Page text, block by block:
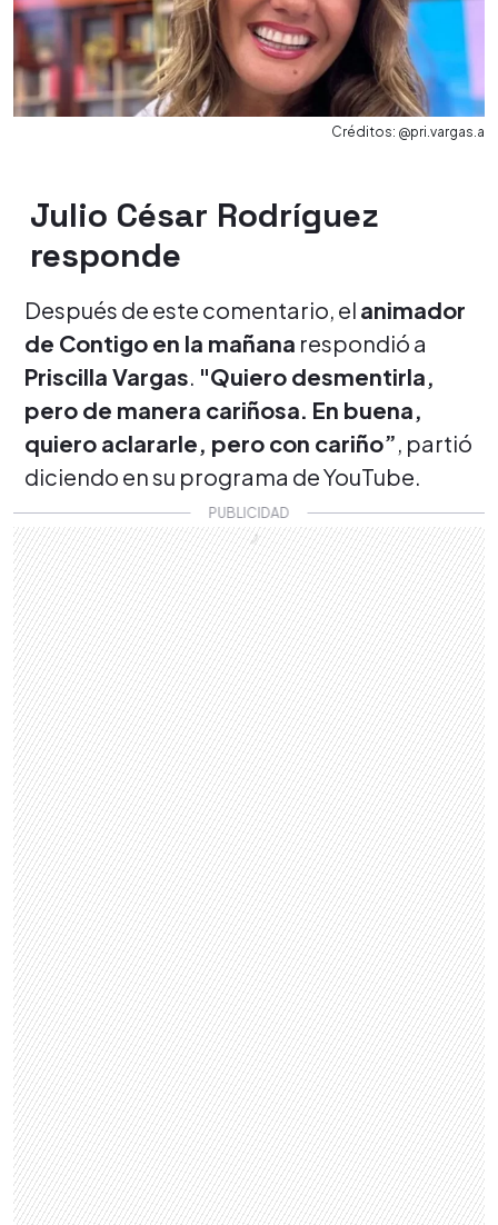
Créditos: @pri.vargas.a
Julio César Rodríguez
responde
Después de este comentario, el animador
de Contigo en la mañana respondió a
Priscilla Vargas. "Quiero desmentirla,
pero de manera cariñosa. En buena,
quiero aclararle, pero con cariño”, partió
diciendo en su programa de YouTube.